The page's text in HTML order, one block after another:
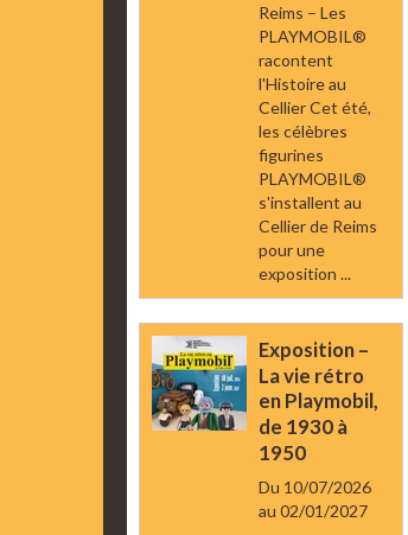
Reims – Les
PLAYMOBIL®
racontent
l'Histoire au
Cellier Cet été,
les célèbres
figurines
PLAYMOBIL®
s'installent au
Cellier de Reims
pour une
exposition ...
Exposition –
La vie rétro
en Playmobil,
de 1930 à
1950
Du 10/07/2026
au 02/01/2027